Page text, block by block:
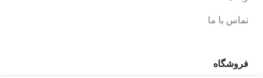
تماس با ما
فروشگاه